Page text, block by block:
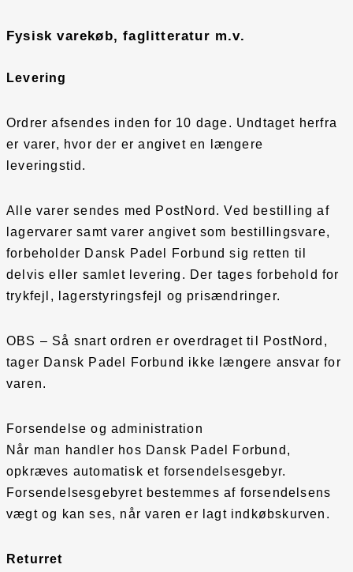
Fysisk varekøb, faglitteratur m.v.
Levering
Ordrer afsendes inden for 10 dage. Undtaget herfra
er varer, hvor der er angivet en længere
leveringstid.
Alle varer sendes med PostNord. Ved bestilling af
lagervarer samt varer angivet som bestillingsvare,
forbeholder Dansk Padel Forbund sig retten til
delvis eller samlet levering. Der tages forbehold for
trykfejl, lagerstyringsfejl og prisændringer.
OBS – Så snart ordren er overdraget til PostNord,
tager Dansk Padel Forbund ikke længere ansvar for
varen.
Forsendelse og administration
Når man handler hos Dansk Padel Forbund,
opkræves automatisk et forsendelsesgebyr.
Forsendelsesgebyret bestemmes af forsendelsens
vægt og kan ses, når varen er lagt indkøbskurven.
Returret